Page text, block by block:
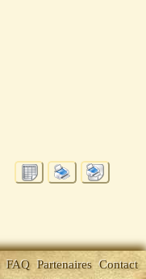
FAQ Partenaires Contact